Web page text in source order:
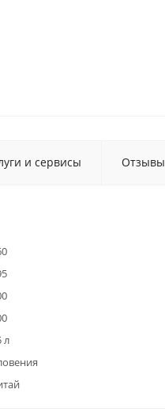
и сервисы Отзывы
л